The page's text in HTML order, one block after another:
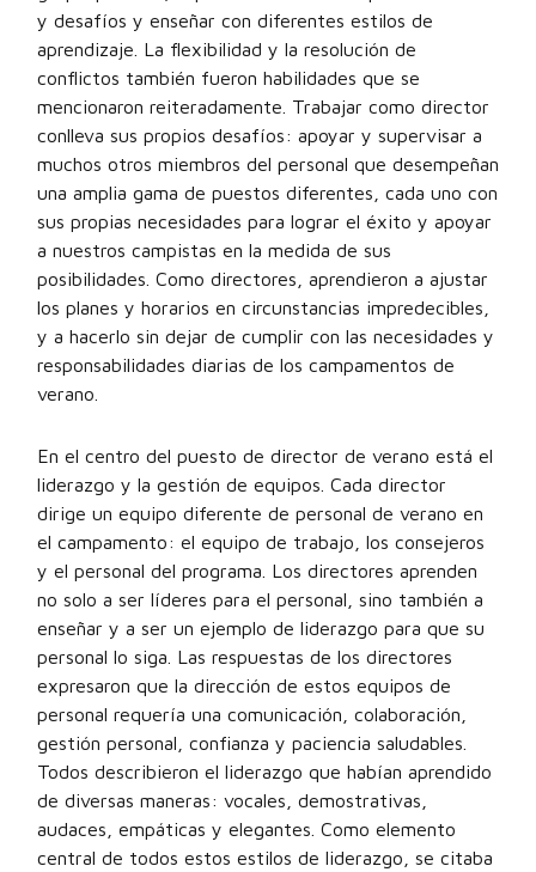
y desafíos y enseñar con diferentes estilos de
aprendizaje. La flexibilidad y la resolución de
conflictos también fueron habilidades que se
mencionaron reiteradamente. Trabajar como director
conlleva sus propios desafíos: apoyar y supervisar a
muchos otros miembros del personal que desempeñan
una amplia gama de puestos diferentes, cada uno con
sus propias necesidades para lograr el éxito y apoyar
a nuestros campistas en la medida de sus
posibilidades. Como directores, aprendieron a ajustar
los planes y horarios en circunstancias impredecibles,
y a hacerlo sin dejar de cumplir con las necesidades y
responsabilidades diarias de los campamentos de
verano.
En el centro del puesto de director de verano está el
liderazgo y la gestión de equipos. Cada director
dirige un equipo diferente de personal de verano en
el campamento: el equipo de trabajo, los consejeros
y el personal del programa. Los directores aprenden
no solo a ser líderes para el personal, sino también a
enseñar y a ser un ejemplo de liderazgo para que su
personal lo siga. Las respuestas de los directores
expresaron que la dirección de estos equipos de
personal requería una comunicación, colaboración,
gestión personal, confianza y paciencia saludables.
Todos describieron el liderazgo que habían aprendido
de diversas maneras: vocales, demostrativas,
audaces, empáticas y elegantes. Como elemento
central de todos estos estilos de liderazgo, se citaba